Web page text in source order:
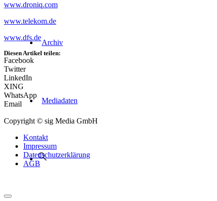
Archiv
Mediadaten
www.droniq.com
www.telekom.de
www.dfs.de
Diesen Artikel teilen:
Facebook
Twitter
LinkedIn
XING
WhatsApp
Email
Copyright © sig Media GmbH
Kontakt
Impressum
Datenschutzerklärung
AGB